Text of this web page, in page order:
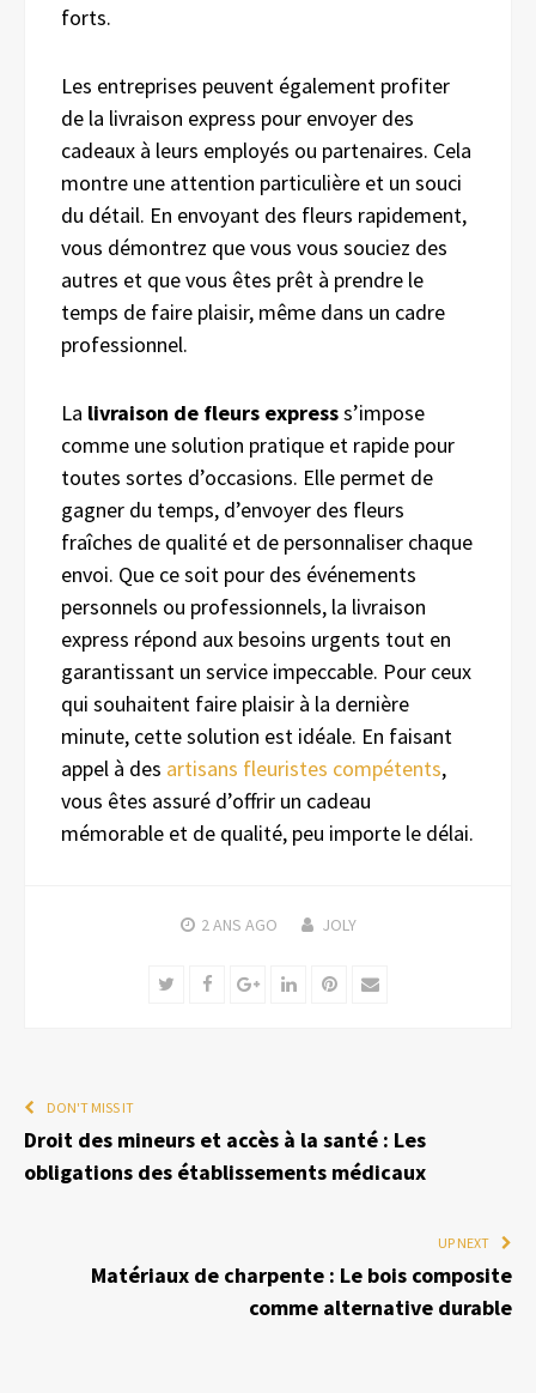
forts.
Les entreprises peuvent également profiter
de la livraison express pour envoyer des
cadeaux à leurs employés ou partenaires. Cela
montre une attention particulière et un souci
du détail. En envoyant des fleurs rapidement,
vous démontrez que vous vous souciez des
autres et que vous êtes prêt à prendre le
temps de faire plaisir, même dans un cadre
professionnel.
La livraison de fleurs expresss’impose
comme une solution pratique et rapide pour
toutes sortes d’occasions. Elle permet de
gagner du temps, d’envoyer des fleurs
fraîches de qualité et de personnaliser chaque
envoi. Que ce soit pour des événements
personnels ou professionnels, la livraison
express répond aux besoins urgents tout en
garantissant un service impeccable. Pour ceux
qui souhaitent faire plaisir à la dernière
minute, cette solution est idéale. En faisant
appel à des artisans fleuristes compétents,
vous êtes assuré d’offrir un cadeau
mémorable et de qualité, peu importe le délai.
2 ANS AGO JOLY
TwitterFacebookGoogle+LinkedInPinterest
Email
DON'T MISS IT
Droit des mineurs et accès à la santé : Les
obligations des établissements médicaux
UP NEXT
Matériaux de charpente : Le bois composite
comme alternative durable